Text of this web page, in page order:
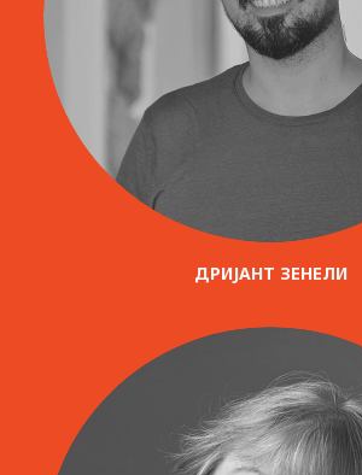
ДРИЈАНТ ЗЕНЕЛИ